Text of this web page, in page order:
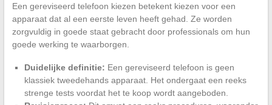
Een gereviseerd telefoon kiezen betekent kiezen voor een
apparaat dat al een eerste leven heeft gehad. Ze worden
zorgvuldig in goede staat gebracht door professionals om hun
goede werking te waarborgen.
Duidelijke definitie: Een gereviseerd telefoon is geen
klassiek tweedehands apparaat. Het ondergaat een reeks
strenge tests voordat het te koop wordt aangeboden.